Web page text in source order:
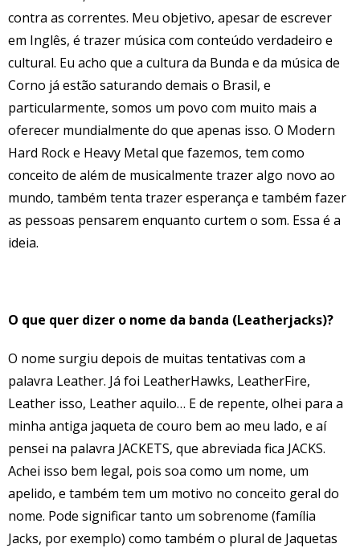
contra as correntes. Meu objetivo, apesar de escrever
em Inglês, é trazer música com conteúdo verdadeiro e
cultural. Eu acho que a cultura da Bunda e da música de
Corno já estão saturando demais o Brasil, e
particularmente, somos um povo com muito mais a
oferecer mundialmente do que apenas isso. O Modern
Hard Rock e Heavy Metal que fazemos, tem como
conceito de além de musicalmente trazer algo novo ao
mundo, também tenta trazer esperança e também fazer
as pessoas pensarem enquanto curtem o som. Essa é a
ideia.
O que quer dizer o nome da banda (Leatherjacks)?
O nome surgiu depois de muitas tentativas com a
palavra Leather. Já foi LeatherHawks, LeatherFire,
Leather isso, Leather aquilo… E de repente, olhei para a
minha antiga jaqueta de couro bem ao meu lado, e aí
pensei na palavra JACKETS, que abreviada fica JACKS.
Achei isso bem legal, pois soa como um nome, um
apelido, e também tem um motivo no conceito geral do
nome. Pode significar tanto um sobrenome (família
Jacks, por exemplo) como também o plural de Jaquetas